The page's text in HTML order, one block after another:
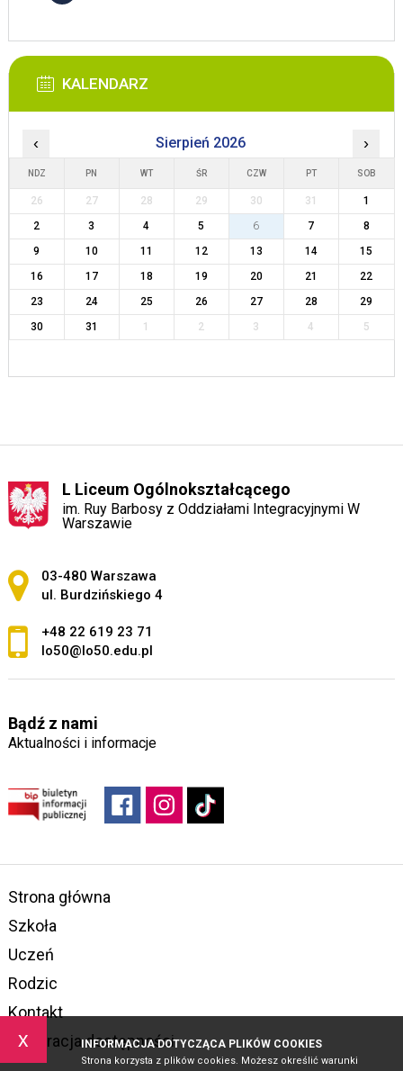
x INFORMACJA DOTYCZĄCA PLIKÓW COOKIES
Strona korzysta z plików cookies. Możesz określić warunki
KALENDARZ
‹ Sierpień 2026 ›
NDZ PN WT ŚR CZW PT SOB
26 27 28 29 30 31
1
2
3 4 5 6 7
8
9
10 11 12 13 14
15
16
17 18 19 20 21
22
23
24 25 26 27 28
29
30
31 1 2 3 4 5
L Liceum Ogólnokształcącego
im. Ruy Barbosy z Oddziałami Integracyjnymi W
Warszawie
Adres pocztowy:
03-480 Warszawa
ul. Burdzińskiego 4
+48 22 619 23 71
lo50@lo50.edu.pl
Bądź z nami
Aktualności i informacje
Strona główna
Szkoła
Uczeń
Rodzic
Kontakt
Deklaracja dostępności